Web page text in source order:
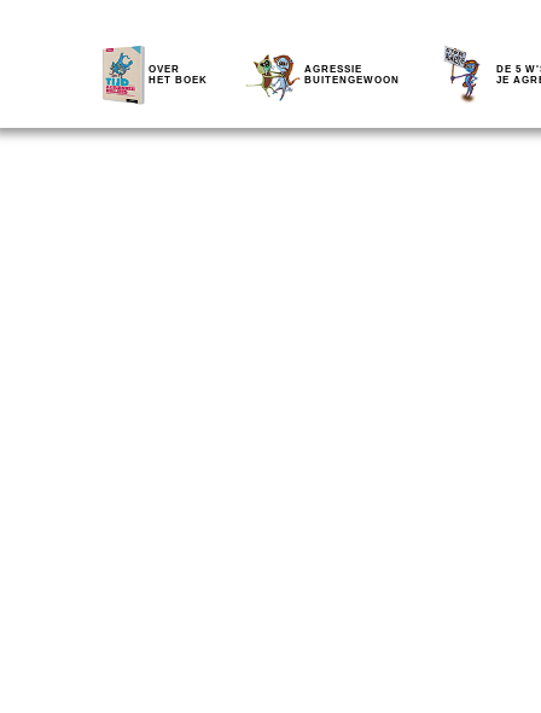
OVER
HET BOEK
AGRESSIE
BUITENGEWOON
DE 5
JE